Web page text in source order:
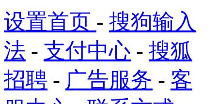
设置首页 - 搜狗输入
法 - 支付中心 - 搜狐
招聘 - 广告服务 - 客